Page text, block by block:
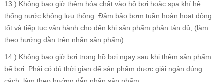
13.) Không bao giờ thêm hóa chất vào hồ bơi hoặc spa khí hệ
thống nước không lưu thồng. Đảm bảo bơm tuần hoàn hoạt động
tốt và tiếp tục vận hành cho đến khi sản phẩm phân tán đủ, (làm
theo hướng dẫn trên nhãn sản phẩm).
14.) Không bao giờ bơi trong hồ bơi ngay sau khi thêm sản phẩm
bể bơi. Phải có đủ thời gian để sản phẩm được giải ngân đúng